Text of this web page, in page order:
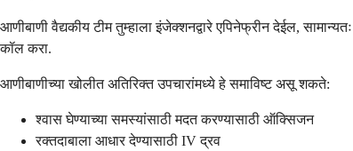
आणीबाणी वैद्यकीय टीम तुम्हाला इंजेक्शनद्वारे एपिनेफ्रीन देईल,
कॉल करा.
आणीबाणीच्या खोलीत अतिरिक्त उपचारांमध्ये हे समाविष्ट असू शकते:
श्वास घेण्याच्या समस्यांसाठी मदत करण्यासाठी ऑक्सिजन
रक्तदाबाला आधार देण्यासाठी IV द्रव